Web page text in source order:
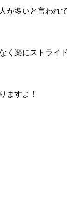
が多いと言われて
く楽にストライド
ますよ！